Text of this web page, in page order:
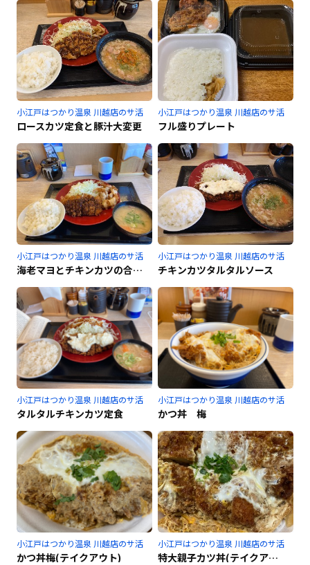
小江戸はつかり温泉 川越店のサ活
ロースカツ定食と豚汁大変更
小江戸はつかり温泉 川越店のサ活
フル盛りプレート
小江戸はつかり温泉 川越店のサ活
海老マヨとチキンカツの合い盛り定食
小江戸はつかり温泉 川越店のサ活
チキンカツタルタルソース
小江戸はつかり温泉 川越店のサ活
タルタルチキンカツ定食
小江戸はつかり温泉 川越店のサ活
かつ丼 梅
小江戸はつかり温泉 川越店のサ活
かつ丼梅(テイクアウト)
小江戸はつかり温泉 川越店のサ活
特大親子カツ丼(テイクアウト)